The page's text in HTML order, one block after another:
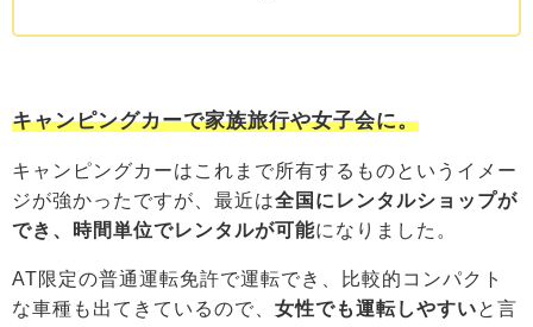
キャンピングカーで家族旅行や女子会に。
キャンピングカーはこれまで所有するものというイメー
ジが強かったですが、最近は全国にレンタルショップが
でき、時間単位でレンタルが可能になりました。
AT限定の普通運転免許で運転でき、比較的コンパクト
な車種も出てきているので、 女性でも運転しやすいと言